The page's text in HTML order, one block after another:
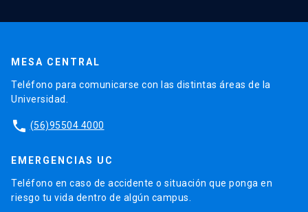
MESA CENTRAL
Teléfono para comunicarse con las distintas áreas de la
Universidad.
phone (56)95504 4000
EMERGENCIAS UC
Teléfono en caso de accidente o situación que ponga en
riesgo tu vida dentro de algún campus.